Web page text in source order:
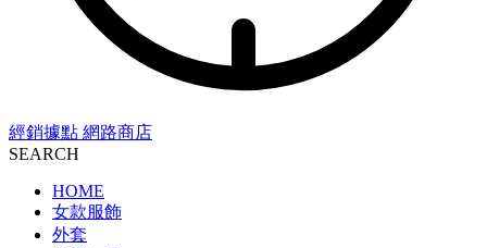
經銷據點 網路商店
SEARCH
HOME
女款服飾
外套